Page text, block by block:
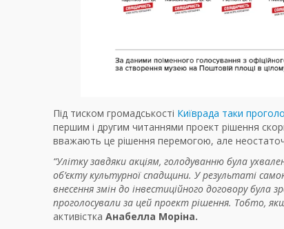
Під тиском громадськості Київрада таки
першим і другим читаннями проект рішення
вважають це рішення перемогою, але
“Улітку завдяки акціям, голодуванню була
об’єкту культурної спадщини. У результаті
внесення змін до інвестиційного договору
проголосували за цей проект рішення. Тобто,
активістка Анабелла Моріна.